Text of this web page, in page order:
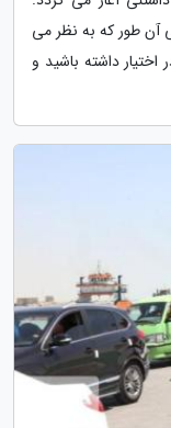
طور که به نظر می
داشته باشید و